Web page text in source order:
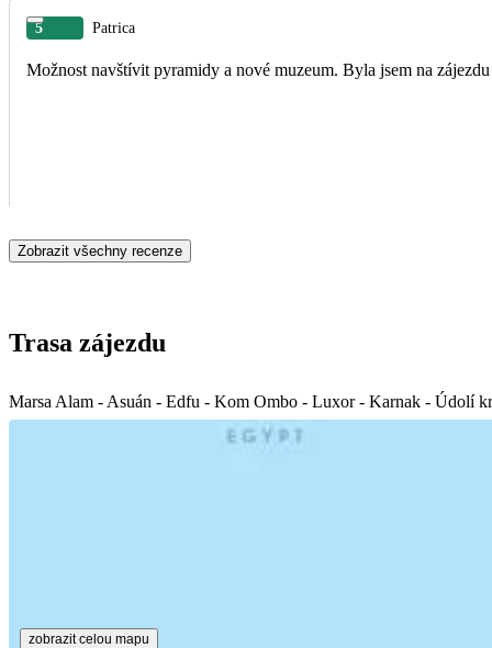
5 Patrica
Možnost navštívit pyramidy a nové muzeum. Byla jsem na
Zobrazit všechny recenze
Trasa zájezdu
Marsa Alam - Asuán - Edfu - Kom Ombo - Luxor - Karnak - Údolí
zobrazit celou mapu